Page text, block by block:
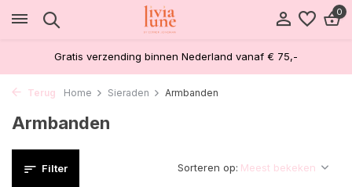
0
Gratis verzending binnen Nederland vanaf € 75,-
Terug Home Sieraden Armbanden
Armbanden
Filter Sorteren op: